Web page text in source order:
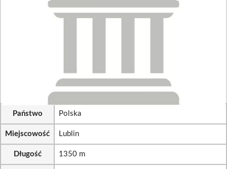
Państwo Polska
Miejscowość Lublin
Długość 1350 m